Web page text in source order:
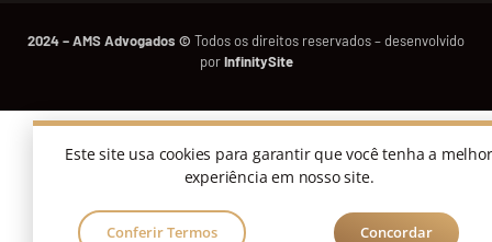
2024 – AMS Advogados © Todos os direitos reservados – desenvolvido
porInfinitySite
Este site usa cookies para garantir que você tenha a melhor
experiência em nosso site.
Conferir Termos Concordar